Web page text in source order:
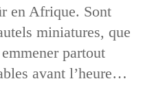
en Afrique. Sont
miniatures, que
partout
avant l’heure…